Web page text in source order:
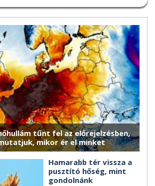
tűnt fel az előrejelzésben,
mikor ér el minket
Hamarabb tér vissza a
pusztító hőség, mint
gondolnánk